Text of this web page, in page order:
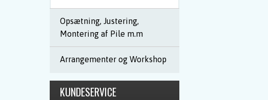
Opsætning, Justering,
Montering af Pile m.m
Arrangementer og Workshop
KUNDESERVICE